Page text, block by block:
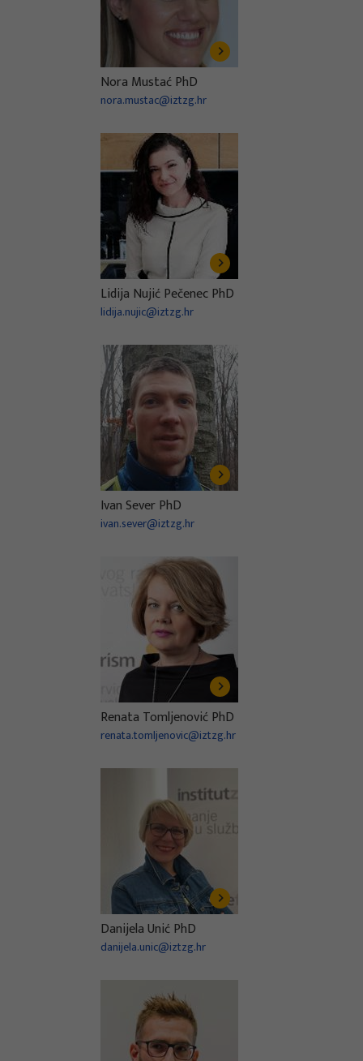
Nora Mustać PhD
nora.mustac@iztzg.hr
Lidija Nujić Pečenec PhD
lidija.nujic@iztzg.hr
Ivan Sever PhD
ivan.sever@iztzg.hr
Renata Tomljenović PhD
renata.tomljenovic@iztzg.hr
Danijela Unić PhD
danijela.unic@iztzg.hr